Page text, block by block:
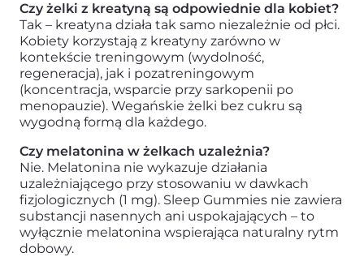
Czy żelki z kreatyną są odpowiednie dla kobiet?
Tak – kreatyna działa tak samo niezależnie od płci.
Kobiety korzystają z kreatyny zarówno w
kontekście treningowym (wydolność,
regeneracja), jak i pozatreningowym
(koncentracja, wsparcie przy sarkopenii po
menopauzie). Wegańskie żelki bez cukru są
wygodną formą dla każdego.
Czy melatonina w żelkach uzależnia?
Nie. Melatonina nie wykazuje działania
uzależniającego przy stosowaniu w dawkach
fizjologicznych (1 mg). Sleep Gummies nie zawiera
substancji nasennych ani uspokajających – to
wyłącznie melatonina wspierająca naturalny rytm
dobowy.